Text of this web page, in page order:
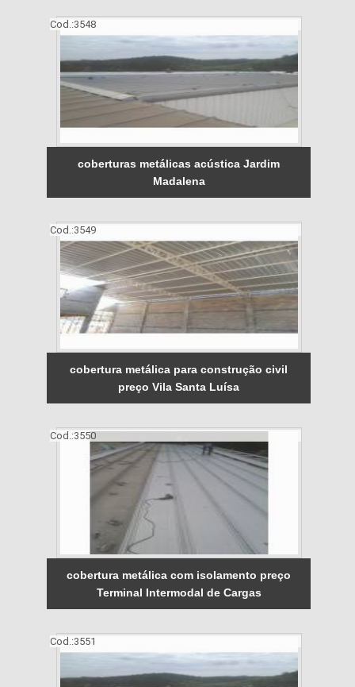
Cod.:3548
coberturas metálicas acústica Jardim
Madalena
Cod.:3549
cobertura metálica para construção civil
preço Vila Santa Luísa
Cod.:3550
cobertura metálica com isolamento preço
Terminal Intermodal de Cargas
Cod.:3551